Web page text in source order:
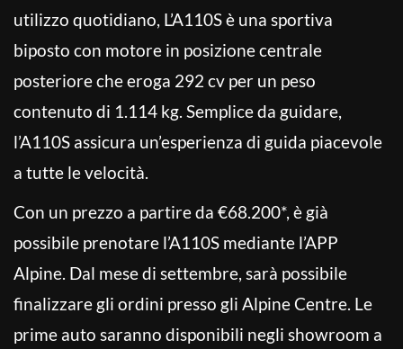
utilizzo quotidiano, L’A110S è una sportiva
biposto con motore in posizione centrale
posteriore che eroga 292 cv per un peso
contenuto di 1.114 kg. Semplice da guidare,
l’A110S assicura un’esperienza di guida piacevole
a tutte le velocità.
Con un prezzo a partire da €68.200*, è già
possibile prenotare l’A110S mediante l’APP
Alpine. Dal mese di settembre, sarà possibile
finalizzare gli ordini presso gli Alpine Centre. Le
prime auto saranno disponibili negli showroom a